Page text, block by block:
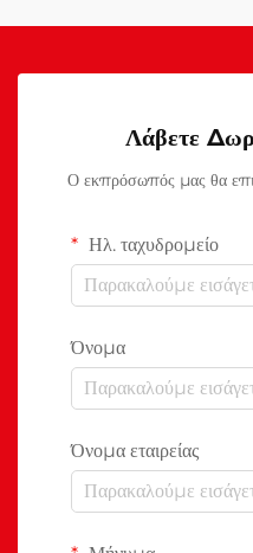
Λάβετε
Ο εκπρόσωπός μας θα
Ηλ. ταχυδρομείο
Όνομα
Όνομα εταιρείας